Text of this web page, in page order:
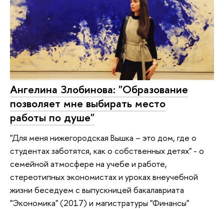
Ангелина Злобинова: "Образование
позволяет мне выбирать место
работы по душе"
"Для меня нижегородская Вышка – это дом, где о
студентах заботятся, как о собственных детях" - о
семейной атмосфере на учебе и работе,
стереотипных экономистах и уроках внеучебной
жизни беседуем с выпускницей бакалавриата
"Экономика" (2017) и магистратуры "Финансы"